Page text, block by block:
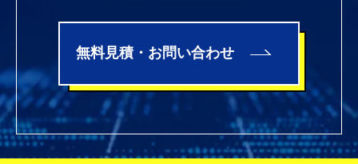
無料見積・お問い合わせ